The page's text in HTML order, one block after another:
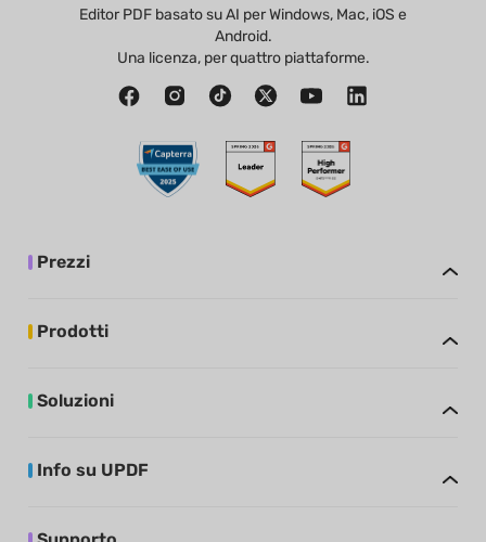
Editor PDF basato su AI per Windows, Mac, iOS e
Android.
Una licenza, per quattro piattaforme.
Prezzi
Prodotti
Soluzioni
Info su UPDF